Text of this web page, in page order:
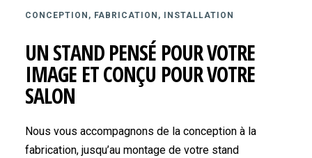
CONCEPTION, FABRICATION, INSTALLATION
UN STAND PENSÉ POUR VOTRE
IMAGE ET CONÇU POUR VOTRE
SALON
Nous vous accompagnons de la conception à la
fabrication, jusqu’au montage de votre stand